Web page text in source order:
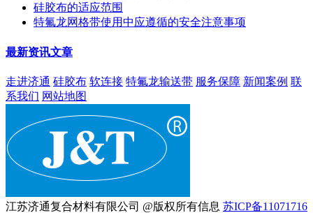
硅胶布的适应范围
特氟龙网格带使用中应遵循的安全注意事项
最新资讯文章
走进济通 硅胶布 软连接 特氟龙输送带 服务保障 新闻案例 联
系我们 网站地图
江苏济通复合材料有限公司 @版权所有信息 苏ICP备11071716